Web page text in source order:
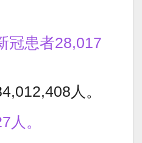
冠患者28,017
人。
人。